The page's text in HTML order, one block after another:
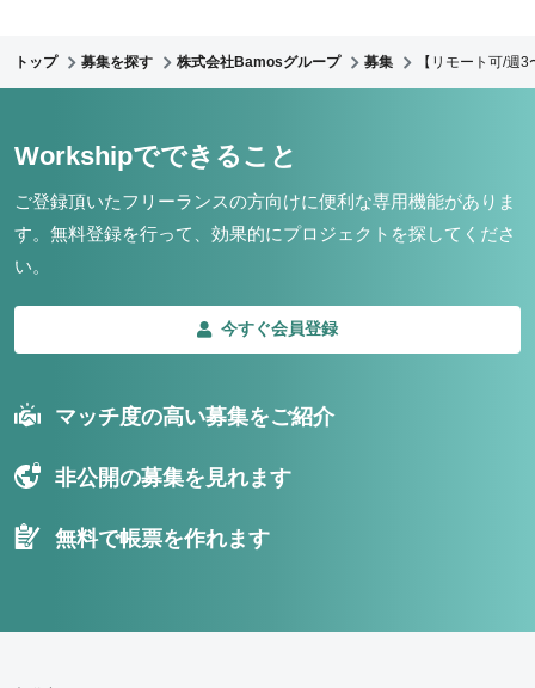
トップ 募集を探す 株式会社Bamosグループ 募集 【リモート可/週
Workshipでできること
ご登録頂いたフリーランスの方向けに便利な専用機能がありま
す。 無料登録を行って、効果的にプロジェクトを探してくださ
い。
今すぐ会員登録
マッチ度の高い募集をご紹介
非公開の募集を見れます
無料で帳票を作れます